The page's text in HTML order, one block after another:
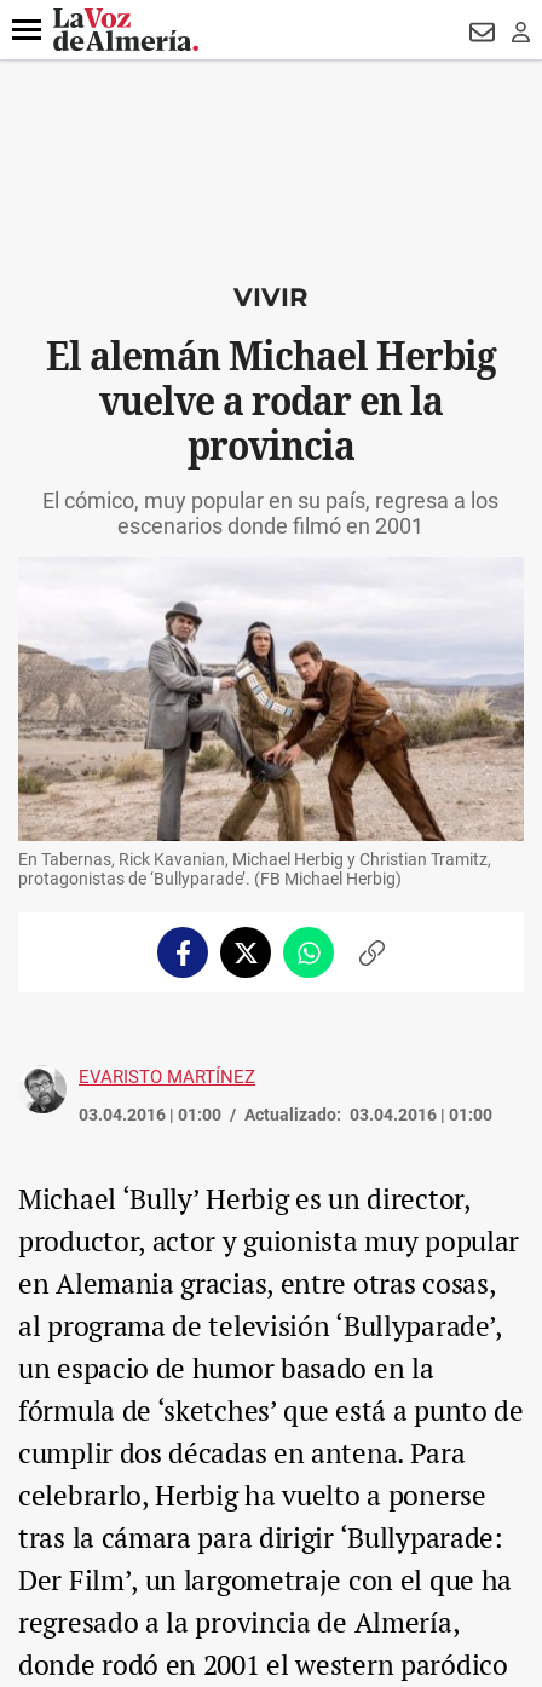
DESTACADO DRON UDA
Menú
VIVIR
El alemán Michael Herbig
vuelve a rodar en la
provincia
El cómico, muy popular en su país, regresa a los
escenarios donde filmó en 2001
En Tabernas, Rick Kavanian, Michael Herbig y Christian Tramitz,
protagonistas de ‘Bullyparade’. (FB Michael Herbig)
FacebookTwitterWhatsappCopiar
EVARISTO MARTÍNEZ
03.04.2016 | 01:00 Actualizado: 03.04.2016 | 01:00
Michael ‘Bully’ Herbig es un director,
productor, actor y guionista muy popular
en Alemania gracias, entre otras cosas,
al programa de televisión ‘Bullyparade’,
un espacio de humor basado en la
fórmula de ‘sketches’ que está a punto de
cumplir dos décadas en antena. Para
celebrarlo, Herbig ha vuelto a ponerse
tras la cámara para dirigir ‘Bullyparade:
Der Film’, un largometraje con el que ha
regresado a la provincia de Almería,
donde rodó en 2001 el western paródico